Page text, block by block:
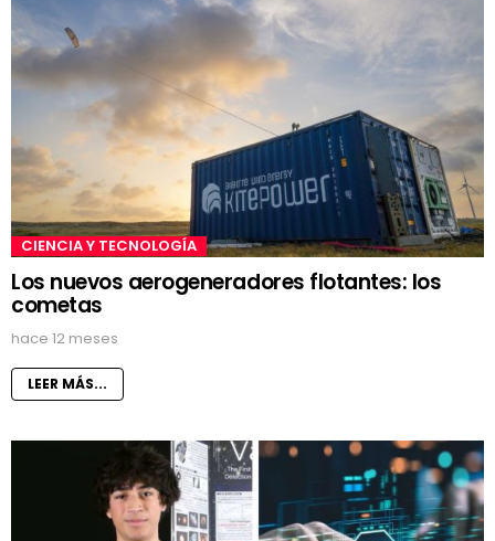
CIENCIA Y TECNOLOGÍA
Los nuevos aerogeneradores flotantes: los
cometas
hace 12 meses
LEER MÁS...